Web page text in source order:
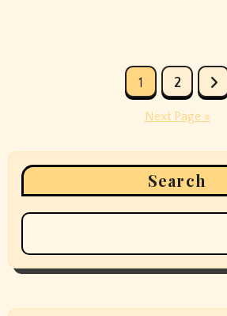
1 2
Next Page »
Search